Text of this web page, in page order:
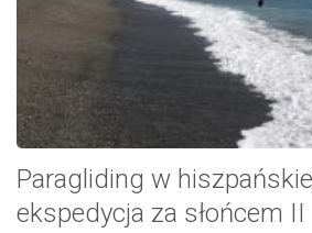
Paragliding w
ekspedycja za słońcem II